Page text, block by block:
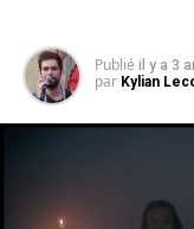
Publié il y a 3
par Kylian